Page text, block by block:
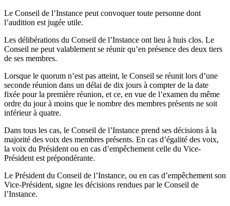
Le Conseil de l’Instance peut convoquer toute personne dont
l’audition est jugée utile.
Les délibérations du Conseil de l’Instance ont lieu à huis clos. Le
Conseil ne peut valablement se réunir qu’en présence des deux tiers
de ses membres.
Lorsque le quorum n’est pas atteint, le Conseil se réunit lors d’une
seconde réunion dans un délai de dix jours à compter de la date
fixée pour la première réunion, et ce, en vue de l’examen du même
ordre du jour à moins que le nombre des membres présents ne soit
inférieur à quatre.
Dans tous les cas, le Conseil de l’Instance prend ses décisions à la
majorité des voix des membres présents. En cas d’égalité des voix,
la voix du Président ou en cas d’empêchement celle du Vice-
Président est prépondérante.
Le Président du Conseil de l’Instance, ou en cas d’empêchement son
Vice-Président, signe les décisions rendues par le Conseil de
l’Instance.